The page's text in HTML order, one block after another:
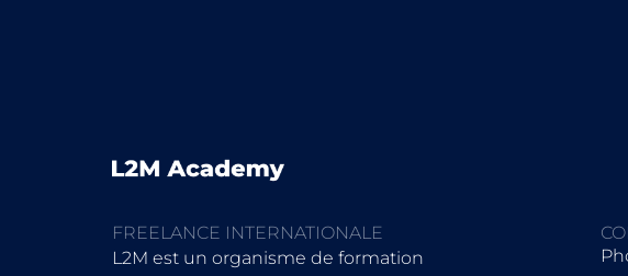
FREELANCE INTERNATIONALE
L2M est un organisme de formation